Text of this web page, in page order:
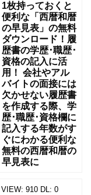
1枚持っておくと
便利な「西暦和暦
の早見表」の無料
ダウンロード！履
歴書の学歴･職歴･
資格の記入に活
用！ 会社やアル
バイトの面接には
欠かせない履歴書
を作成する際、学
歴･職歴･資格欄に
記入する年数がす
ぐにわかる便利な
無料の西暦和暦の
早見表に
VIEW: 910 DL: 0